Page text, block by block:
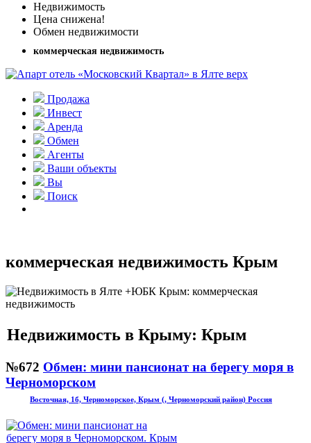
Недвижимость
Цена снижена!
Обмен недвижимости
коммерческая недвижимость
Продажа
Инвест
Аренда
Обмен
Агенты
Ваши объекты
Вы
Поиск
коммерческая недвижимость Крым
Недвижимость в Крыму: Крым
№672 Обмен: мини пансионат на берегу моря в
Черноморском
Восточная, 1б, Черноморское, Крым (, Черноморский район) Россия